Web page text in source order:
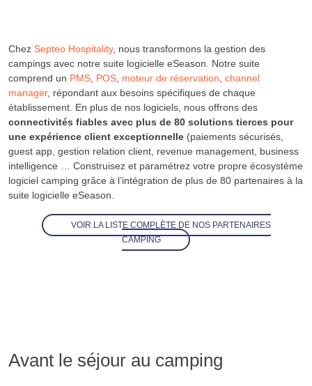
Chez Septeo Hospitality, nous transformons la gestion des
campings avec notre suite logicielle eSeason. Notre suite
comprend un PMS POS moteur de réservation channel
manager, répondant aux besoins spécifiques de chaque
établissement. En plus de nos logiciels, nous offrons des
connectivités fiables avec plus de 80 solutions tierces pour
une expérience client exceptionnelle (paiements sécurisés,
guest app, gestion relation client, revenue management, business
intelligence … Construisez et paramétrez votre propre écosystème
logiciel camping grâce à l’intégration de plus de 80 partenaires à la
suite logicielle eSeason.
VOIR LA LISTE COMPLÈTE DE NOS PARTENAIRES
CAMPING
Avant le séjour au camping